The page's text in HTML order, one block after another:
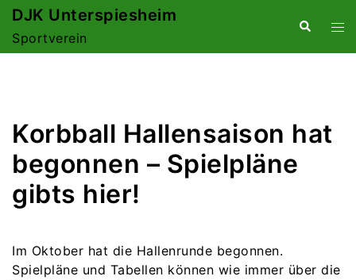
Zum
springen
DJK Unterspiesheim
Sportverein
Suche
Korbball Hallensaison hat
begonnen – Spielpläne
gibts hier!
Im Oktober hat die Hallenrunde begonnen.
Spielpläne und Tabellen können wie immer über die